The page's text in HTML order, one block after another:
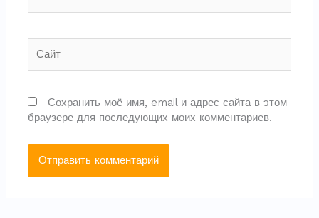
Сохранить моё имя, email и адрес сайта в этом
браузере для последующих моих комментариев.